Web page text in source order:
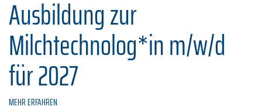
Ausbildung zur
Milchtechnolog*in m/w/d
für 2027
MEHR ERFAHREN